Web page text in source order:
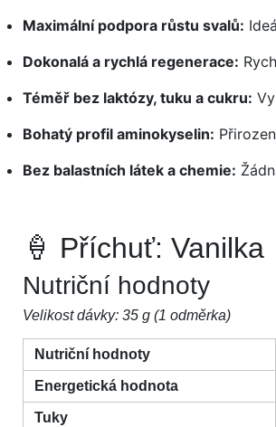
Maximální podpora růstu svalů:
Dokonalá a rychlá regenerace:
Téměř bez laktózy, tuku a cukru:
Bohatý profil aminokyselin:
Bez balastních látek a chemie:
🍦 Příchuť: Vanilka
Nutriční hodnoty
Velikost dávky: 35 g (1 odměrka)
Nutriční hodnoty
Energetická hodnota
Tuky